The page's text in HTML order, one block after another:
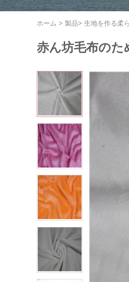
ホーム > 製品> 生地を作る柔
赤ん坊毛布のた